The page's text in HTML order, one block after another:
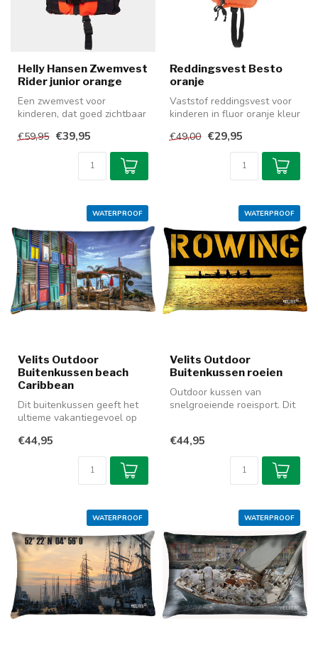
Helly Hansen Zwemvest
Rider junior orange
Een zwemvest voor
kinderen, dat goed zichtbaar
drag...
€59,95 €39,95
Reddingsvest Besto
oranje
Vaststof reddingsvest voor
kinderen in fluor oranje kleur
€49,00 €29,95
WATERPROOF
Velits Outdoor
Buitenkussen beach
Caribbean
Dit buitenkussen geeft het
ultieme vakantiegevoel op
€44,95
WATERPROOF
Velits Outdoor
Buitenkussen roeien
Outdoor kussen van
snelgroeiende roeisport. Dit
€44,95
WATERPROOF WATERPROOF